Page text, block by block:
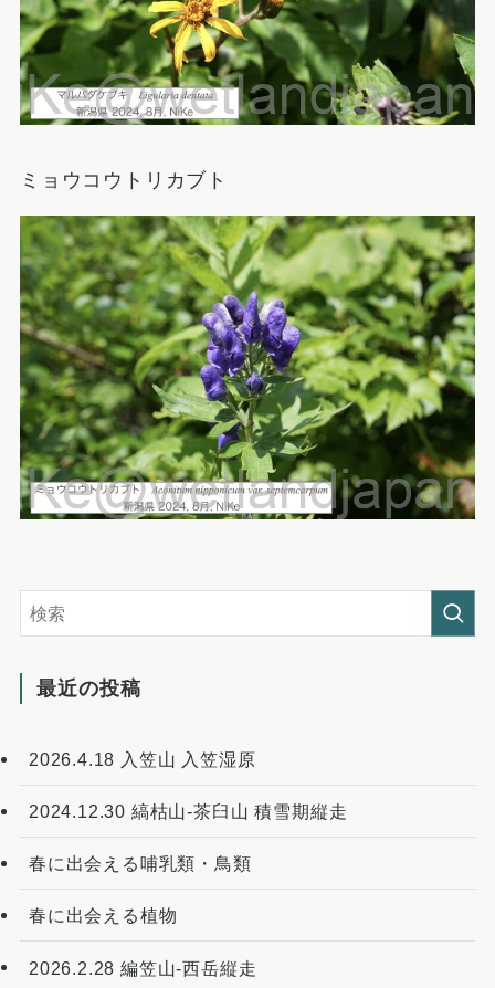
ミョウコウトリカブト
最近の投稿
2026.4.18 入笠山 入笠湿原
2024.12.30 縞枯山-茶臼山 積雪期縦走
春に出会える哺乳類・鳥類
春に出会える植物
2026.2.28 編笠山-西岳縦走